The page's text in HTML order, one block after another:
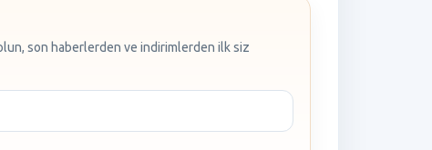
son haberlerden ve indirimlerden ilk siz